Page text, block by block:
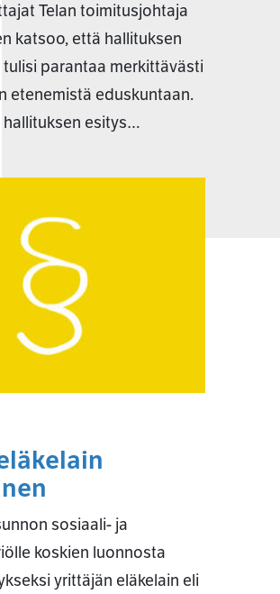
Telan toimitusjohtaja
katsoo, että hallituksen
parantaa merkittävästi
etenemistä eduskuntaan.
hallituksen esitys…
sosiaali- ja
koskien luonnosta
yrittäjän eläkelain eli